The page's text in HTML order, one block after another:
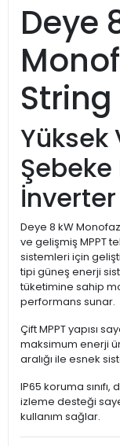
Deye
Yüksek
Şebeke
İnverter
Deye 8 kW
ve gelişmiş MPPT
sistemleri için
tipi güneş enerji
tüketimine sahip
performans sunar.
Çift MPPT yapısı
maksimum enerji
aralığı ile esnek
IP65 koruma
izleme desteği
kullanım sağlar.